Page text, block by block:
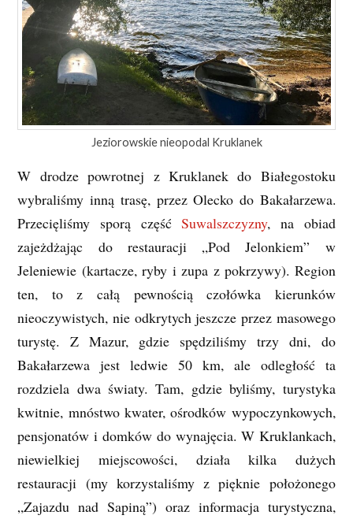
Jeziorowskie nieopodal Kruklanek
W drodze powrotnej z Kruklanek do Białegostoku
wybraliśmy inną trasę, przez Olecko do Bakałarzewa.
Przecięliśmy sporą częśćSuwalszczyzny, na obiad
zajeżdżając do restauracji „Pod Jelonkiem” w
Jeleniewie (kartacze, ryby i zupa z pokrzywy). Region
ten, to z całą pewnością czołówka kierunków
nieoczywistych, nie odkrytych jeszcze przez masowego
turystę. Z Mazur, gdzie spędziliśmy trzy dni, do
Bakałarzewa jest ledwie 50 km, ale odległość ta
rozdziela dwa światy. Tam, gdzie byliśmy, turystyka
kwitnie, mnóstwo kwater, ośrodków wypoczynkowych,
pensjonatów i domków do wynajęcia. W Kruklankach,
niewielkiej miejscowości, działa kilka dużych
restauracji (my korzystaliśmy z pięknie położonego
„Zajazdu nad Sapiną”) oraz informacja turystyczna,